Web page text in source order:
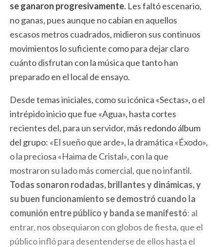
se ganaron progresivamente. Les faltó escenario,
no ganas, pues aunque no cabían en aquellos
escasos metros cuadrados, midieron sus continuos
movimientos lo suficiente como para dejar claro
cuánto disfrutan con la música que tanto han
preparado en el local de ensayo.
Desde temas iniciales, como su icónica «Sectas», o el
intrépido inicio que fue «Agua», hasta cortes
recientes del, para un servidor, más redondo álbum
del grupo: «El sueño que arde», la dramática «Éxodo»,
o la preciosa «Haima de Cristal», con la que
mostraron su lado más comercial, que no infantil.
Todas sonaron rodadas, brillantes y dinámicas, y
su buen funcionamiento se demostró cuando la
comunión entre público y banda se manifestó: al
entrar, nos obsequiaron con globos de fiesta, que el
público infló para desentenderse de ellos hasta el